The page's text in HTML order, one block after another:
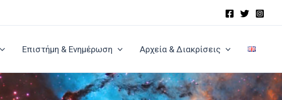
Επιστήμη & Ενημέρωση Αρχεία & Διακρίσεις